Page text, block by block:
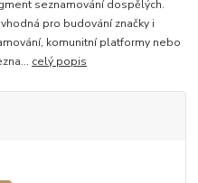
seznamování dospělých.
pro budování značky i
komunitní platformy nebo
celý popis